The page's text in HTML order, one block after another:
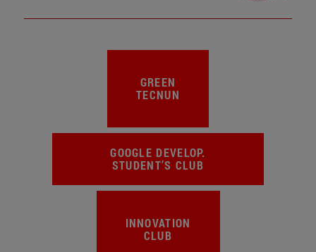
GREEN
TECNUN
GOOGLE DEVELOP.
STUDENT’S CLUB
INNOVATION
CLUB